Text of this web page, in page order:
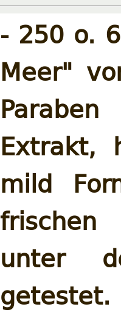
- 250 o.
Meer"
Extrakt,
mild
frischen
unter
getestet.